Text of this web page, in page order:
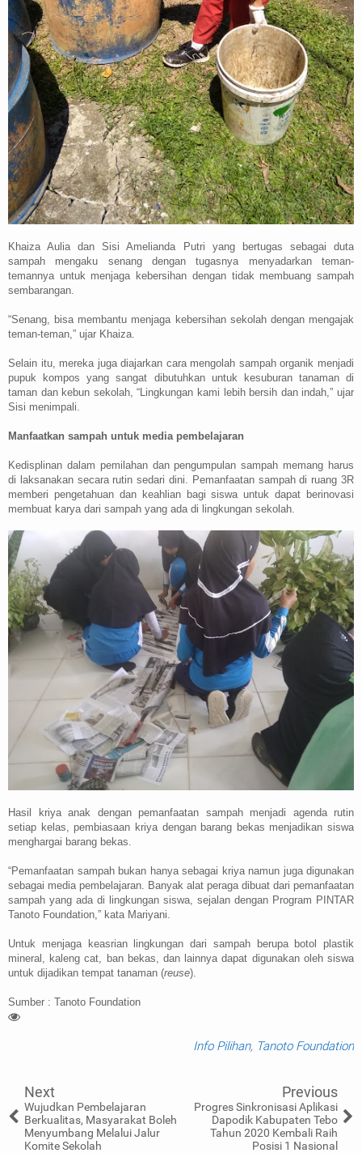
Khaiza Aulia dan Sisi Amelianda Putri yang bertugas sebagai duta
sampah mengaku senang dengan tugasnya menyadarkan teman-
temannya untuk menjaga kebersihan dengan tidak membuang sampah
sembarangan.
“Senang, bisa membantu menjaga kebersihan sekolah dengan mengajak
teman-teman,” ujar Khaiza.
Selain itu, mereka juga diajarkan cara mengolah sampah organik menjadi
pupuk kompos yang sangat dibutuhkan untuk kesuburan tanaman di
taman dan kebun sekolah, “Lingkungan kami lebih bersih dan indah,” ujar
Sisi menimpali.
Manfaatkan sampah untuk media pembelajaran
Kedisplinan dalam pemilahan dan pengumpulan sampah memang harus
di laksanakan secara rutin sedari dini. Pemanfaatan sampah di ruang 3R
memberi pengetahuan dan keahlian bagi siswa untuk dapat berinovasi
membuat karya dari sampah yang ada di lingkungan sekolah.
Hasil kriya anak dengan pemanfaatan sampah menjadi agenda rutin
setiap kelas, pembiasaan kriya dengan barang bekas menjadikan siswa
menghargai barang bekas.
“Pemanfaatan sampah bukan hanya sebagai kriya namun juga digunakan
sebagai media pembelajaran. Banyak alat peraga dibuat dari pemanfaatan
sampah yang ada di lingkungan siswa, sejalan dengan Program PINTAR
Tanoto Foundation,” kata Mariyani.
Untuk menjaga keasrian lingkungan dari sampah berupa botol plastik
mineral, kaleng cat, ban bekas, dan lainnya dapat digunakan oleh siswa
untuk dijadikan tempat tanaman (reuse).
Sumber : Tanoto Foundation
Info Pilihan, Tanoto Foundation
Next
Wujudkan Pembelajaran
Berkualitas, Masyarakat Boleh
Menyumbang Melalui Jalur
Komite Sekolah
Previous
Progres Sinkronisasi Aplikasi
Dapodik Kabupaten Tebo
Tahun 2020 Kembali Raih
Posisi 1 Nasional